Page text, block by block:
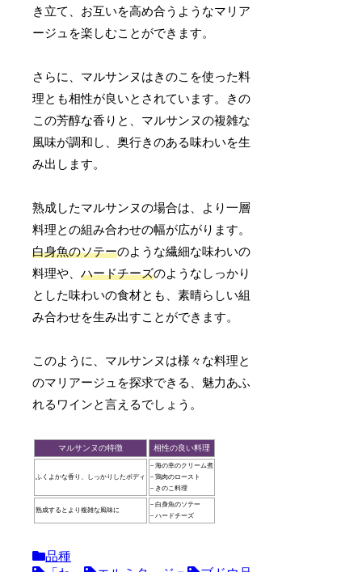
き立て、お互いを高め合うようなマリア
ージュを楽しむことができます。
さらに、マルサンヌはきのこを使った料
理とも相性が良いとされています。きの
この芳醇な香りと、マルサンヌの複雑な
風味が調和し、奥行きのある味わいを生
み出します。
熟成したマルサンヌの場合は、より一層
料理との組み合わせの幅が広がります。
白身魚のソテーのような繊細な味わいの
料理や、ハードチーズのようなしっかり
とした味わいの食材とも、素晴らしい組
み合わせを生み出すことができます。
このように、マルサンヌは様々な料理と
のマリアージュを探求できる、魅力あふ
れるワインと言えるでしょう。
マルサンヌの特徴 相性の良い料理
ふくよかな香り、しっかりしたボディ
– 海の幸のクリーム煮
– 鶏肉のロースト
– きのこ料理
熟成するとより複雑な風味に
– 白身魚のソテー
– ハードチーズ
品種